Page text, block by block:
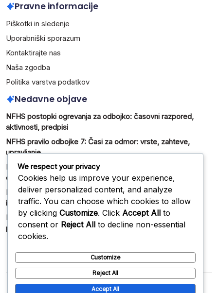
Pravne informacije
Piškotki in sledenje
Uporabniški sporazum
Kontaktirajte nas
Naša zgodba
Politika varstva podatkov
Nedavne objave
NFHS postopki ogrevanja za odbojko: časovni razpored,
aktivnosti, predpisi
NFHS pravilo odbojke 7: Časi za odmor: vrste, zahteve,
upravljanje
NFHS uradna certifikacija za odbojko: zahteve, postopek,
obnova
NFHS Odbojkaška komunikacija: Signali, terminologija,
interakcije
NFHS pravilo odbojke 12: Prekinitve tekme: vzroki,
postopki, rešitve
rs-pi.com. All rights reserved. Blogsy
We respect your privacy
Cookies help us improve your experience,
deliver personalized content, and analyze
traffic. You can choose which cookies to allow
by clicking Customize. Click Accept All to
consent or Reject All to decline non-essential
cookies.
Customize
Reject All
Accept All